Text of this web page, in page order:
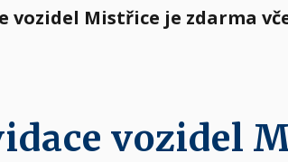
vozidel Mistřice je zdarma
vozidel